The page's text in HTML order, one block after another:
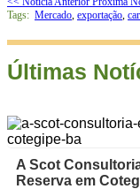
Tags: Mercado, exportação,
Últimas
A Scot
Reserva em